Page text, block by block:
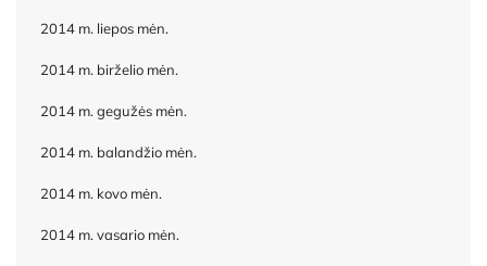
2014 m. liepos mėn.
2014 m. birželio mėn.
2014 m. gegužės mėn.
2014 m. balandžio mėn.
2014 m. kovo mėn.
2014 m. vasario mėn.